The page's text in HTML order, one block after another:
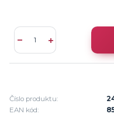
Číslo produktu:
EAN kód: